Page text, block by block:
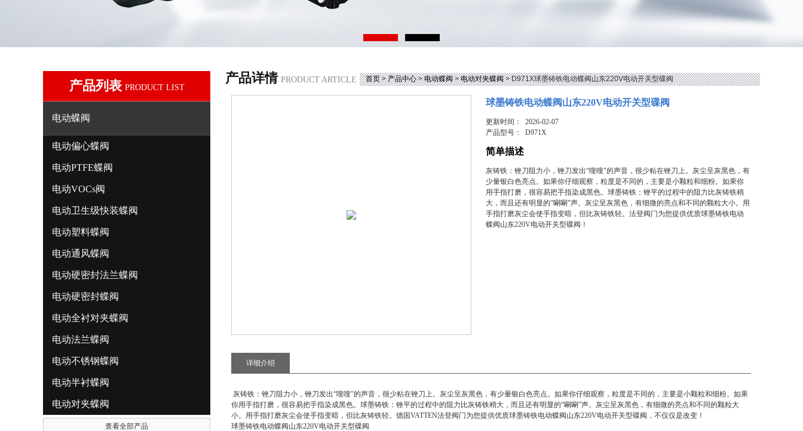
产品列表 PRODUCT LIST
电动蝶阀
电动偏心蝶阀
电动PTFE蝶阀
电动VOCs阀
电动卫生级快装蝶阀
电动塑料蝶阀
电动通风蝶阀
电动硬密封法兰蝶阀
电动硬密封蝶阀
电动全衬对夹蝶阀
电动法兰蝶阀
电动不锈钢蝶阀
电动半衬蝶阀
电动对夹蝶阀
查看全部产品
产品详情 PRODUCT ARTICLE 首页>产品中心>电动蝶阀>电动对夹蝶阀> D971X球墨铸铁电动蝶阀山东220V电动开关型碟阀
球墨铸铁电动蝶阀山东220V电动开关型碟阀
更新时间： 2026-02-07
产品型号：D971X
简单描述
灰铸铁：锉刀阻力小，锉刀发出“嗖嗖"的声音，很少粘在锉刀上。灰尘呈灰黑色，有
少量银白色亮点。如果你仔细观察，粒度是不同的，主要是小颗粒和细粉。如果你
用手指打磨，很容易把手指染成黑色。球墨铸铁：锉平的过程中的阻力比灰铸铁稍
大，而且还有明显的“唰唰"声。灰尘呈灰黑色，有细微的亮点和不同的颗粒大小。用
手指打磨灰尘会使手指变暗，但比灰铸铁轻。法登阀门为您提供优质球墨铸铁电动
蝶阀山东220V电动开关型碟阀！
详细介绍
灰铸铁：锉刀阻力小，锉刀发出“嗖嗖”的声音，很少粘在锉刀上。灰尘呈灰黑色，有少量银白色亮点。如果你仔细观察，粒度是不同的，主要是小颗粒和细粉。如果
你用手指打磨，很容易把手指染成黑色。球墨铸铁：锉平的过程中的阻力比灰铸铁稍大，而且还有明显的“唰唰”声。灰尘呈灰黑色，有细微的亮点和不同的颗粒大
小。用手指打磨灰尘会使手指变暗，但比灰铸铁轻。德国VATTEN法登阀门为您提供优质球墨铸铁电动蝶阀山东220V电动开关型碟阀 ，不仅仅是改变！
球墨铸铁电动蝶阀山东220V电动开关型碟阀